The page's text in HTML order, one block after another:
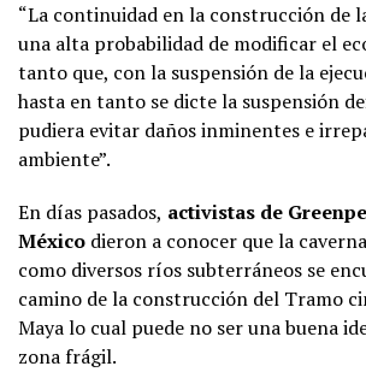
“La continuidad en la construcción de
una alta probabilidad de modificar el
tanto que, con la suspensión de la
hasta en tanto se dicte la suspensión
pudiera evitar daños inminentes e
ambiente”.
En días pasados, activistas de
México dieron a conocer que la
como diversos ríos subterráneos se
camino de la construcción del Tramo
Maya lo cual puede no ser una buena
zona frágil.